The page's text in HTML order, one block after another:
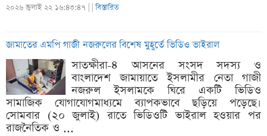
২০২৬ জুলাই ২২ ১৬:৪৩:৪৭ | |বিস্তারিত
জামাতের এমপি গাজী নজরুলের বিশেষ মুহূর্তে ভিডিও ভাইরাল
সাতক্ষীরা-৪ আসনের সংসদ সদস্য ও
বাংলাদেশ জামায়াতে ইসলামীর নেতা গাজী
নজরুল ইসলামকে ঘিরে একটি ভিডিও
সামাজিক যোগাযোগমাধ্যমে ব্যাপকভাবে ছড়িয়ে পড়েছে।
সোমবার (২০ জুলাই) রাতে ভিডিওটি ভাইরাল হওয়ার পর
রাজনৈতিক ও ...